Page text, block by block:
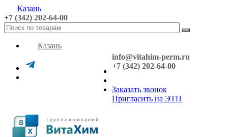
Казань
+7 (342) 202-64-00
Казань
info@vitahim-perm.ru
+7 (342) 202-64-00
Заказать звонок
Пригласить на ЭТП